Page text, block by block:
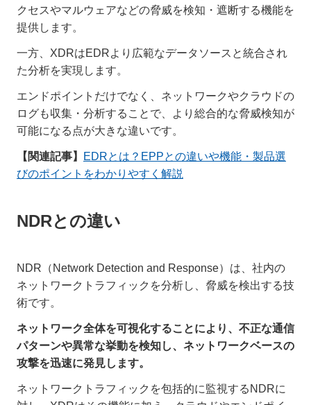
クセスやマルウェアなどの脅威を検知・遮断する機能を
提供します。
一方、XDRはEDRより広範なデータソースと統合され
た分析を実現します。
エンドポイントだけでなく、ネットワークやクラウドの
ログも収集・分析することで、より総合的な脅威検知が
可能になる点が大きな違いです。
【関連記事】
EDRとは？EPPとの違いや機能・製品選
びのポイントをわかりやすく解説
NDRとの違い
NDR（Network Detection and Response）は、社内の
ネットワークトラフィックを分析し、脅威を検出する技
術です。
ネットワーク全体を可視化することにより、不正な通信
パターンや異常な挙動を検知し、ネットワークベースの
攻撃を迅速に発見します。
ネットワークトラフィックを包括的に監視するNDRに